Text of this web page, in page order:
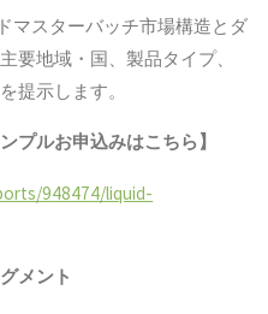
マスターバッチ市場構造とダ
要地域・国、製品タイプ、
提示します。
プルお申込みはこちら】
948474/liquid-
メント